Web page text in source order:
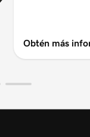
Obtén más